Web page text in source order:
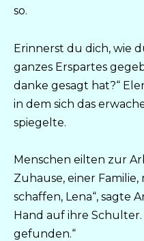
so.
Erinnerst du dich, wie
ganzes Erspartes
danke gesagt hat?“
in dem sich das
spiegelte.
Menschen eilten zur
Zuhause, einer
schaffen, Lena“, sagte
Hand auf ihre
gefunden.“